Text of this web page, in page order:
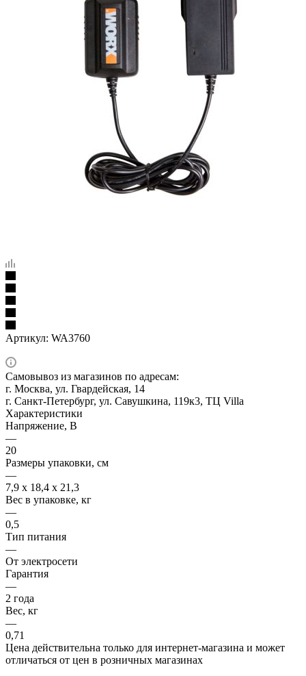
Артикул: WA3760
Самовывоз из магазинов по адресам:
г. Москва, ул. Гвардейская, 14
г. Санкт-Петербург, ул. Савушкина, 119к3, ТЦ Villa
Характеристики
Напряжение, В
—
20
Размеры упаковки, см
—
7,9 х 18,4 х 21,3
Вес в упаковке, кг
—
0,5
Тип питания
—
От электросети
Гарантия
—
2 года
Вес, кг
—
0,71
Цена действительна только для интернет-магазина и может
отличаться от цен в розничных магазинах